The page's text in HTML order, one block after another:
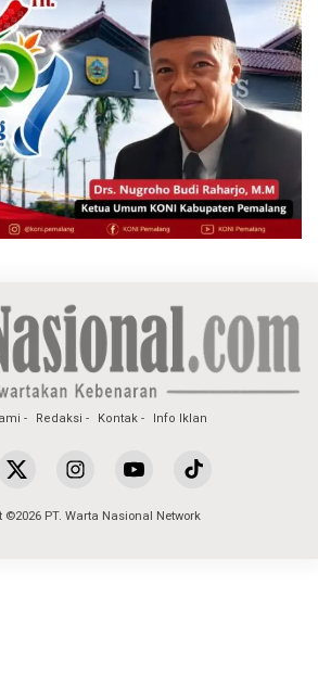
Redaksi Kontak Info Iklan
©2026 PT. Warta Nasional Network